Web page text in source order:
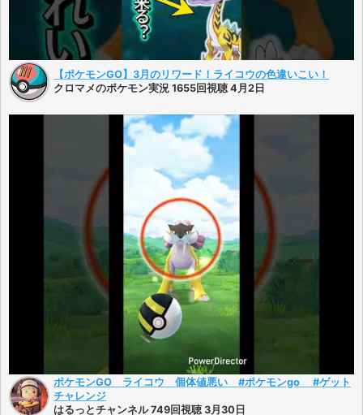
【ポケモンGO】3月のリワード！ライコウの色違いこい！
クロマメのポケモン実況 1655回視聴 4月2日
ポケモンGO ライコウ 個体値悪い #ポケモンgo #ゲット
チャレンジ
はるっとチャンネル 749回視聴 3月30日